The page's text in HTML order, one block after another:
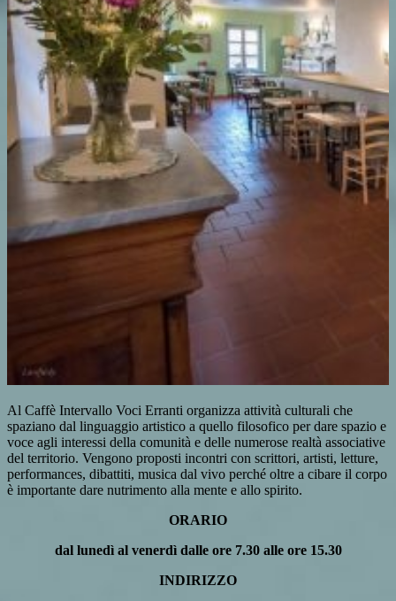
Al Caffè Intervallo Voci Erranti organizza attività culturali che
spaziano dal linguaggio artistico a quello filosofico per dare spazio e
voce agli interessi della comunità e delle numerose realtà associative
del territorio. Vengono proposti incontri con scrittori, artisti, letture,
performances, dibattiti, musica dal vivo perché oltre a cibare il corpo
è importante dare nutrimento alla mente e allo spirito.
ORARIO
dal lunedì al venerdì dalle ore 7.30 alle ore 15.30
INDIRIZZO